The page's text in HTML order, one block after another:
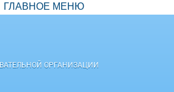
ГЛАВНОЕ МЕНЮ
ОРГАНИЗАЦИИ